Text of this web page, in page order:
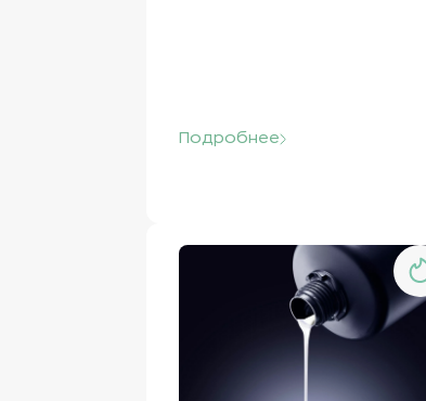
Подробнее